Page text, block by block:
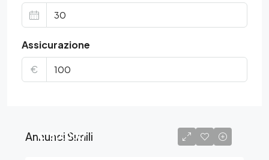
Assicurazione
€
Annunci Simili
€180.000